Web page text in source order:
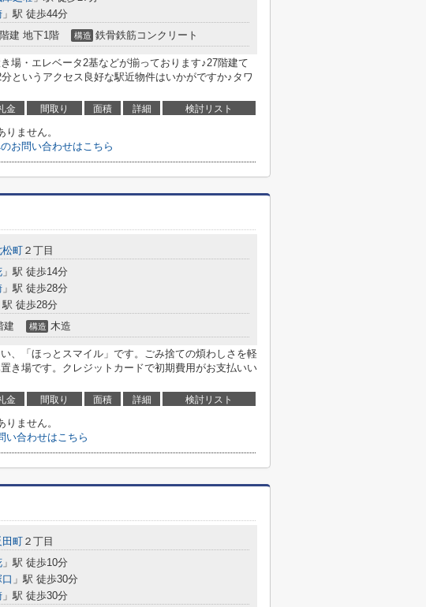
」駅 徒歩44分
建 地下1階 構造 鉄骨鉄筋コンクリート
場・エレベータ2基などが揃っております♪27階建て
というアクセス良好な駅近物件はいかがですか♪タワ
金 間取り 面積 詳細 検討リスト
ません。
お問い合わせはこちら
松町 ２丁目
」駅 徒歩14分
」駅 徒歩28分
駅 徒歩28分
建 構造 木造
、「ほっとスマイル」です。ごみ捨ての煩わしさを軽
き場です。クレジットカードで初期費用がお支払いい
金 間取り 面積 詳細 検討リスト
ません。
い合わせはこちら
田町 ２丁目
」駅 徒歩10分
」駅 徒歩30分
」駅 徒歩30分